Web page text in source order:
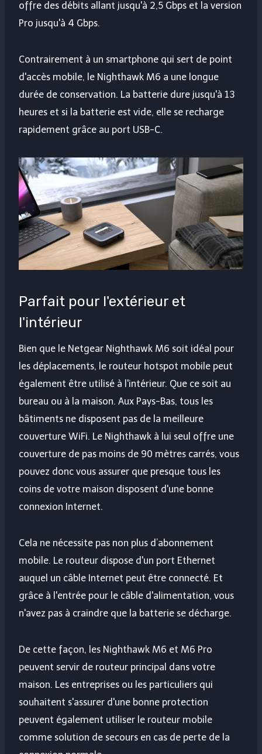
offre des débits allant jusqu'à 2,5 Gbps et la version
Pro jusqu'à 4 Gbps.
Contrairement à un smartphone qui sert de point
d'accès mobile, le Nighthawk M6 a une longue
durée de conservation. La batterie dure jusqu'à 13
heures et si la batterie est vide, elle se recharge
rapidement grâce au port USB-C.
Parfait pour l'extérieur et
l'intérieur
Bien que le Netgear Nighthawk M6 soit idéal pour
les déplacements, le routeur hotspot mobile peut
également être utilisé à l'intérieur. Que ce soit au
bureau ou à la maison. Aux Pays-Bas, tous les
bâtiments ne disposent pas de la meilleure
couverture WiFi. Le Nighthawk à lui seul offre une
couverture de pas moins de 90 mètres carrés, vous
pouvez donc vous assurer que presque tous les
coins de votre maison disposent d'une bonne
connexion Internet.
Cela ne nécessite pas non plus d’abonnement
mobile. Le routeur dispose d'un port Ethernet
auquel un câble Internet peut être connecté. Et
grâce à l'entrée pour le câble d'alimentation, vous
n'avez pas à craindre que la batterie se décharge.
De cette façon, les Nighthawk M6 et M6 Pro
peuvent servir de routeur principal dans votre
maison. Les entreprises ou les particuliers qui
souhaitent s'assurer d'une bonne protection
peuvent également utiliser le routeur mobile
comme solution de secours en cas de perte de la